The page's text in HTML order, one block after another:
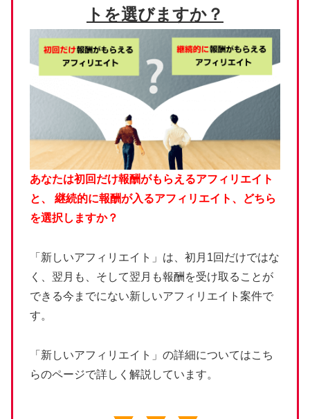
トを選びますか？
あなたは初回だけ報酬がもらえるアフィリエイト
と、
継続的に報酬が入るアフィリエイト、どちら
を選択しますか？
「新しいアフィリエイト」は、初月1回だけではな
く、翌月も、そして翌月も報酬を受け取ることが
できる今までにない新しいアフィリエイト案件で
す。
「新しいアフィリエイト」の詳細についてはこち
らのページで詳しく解説しています。